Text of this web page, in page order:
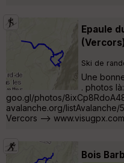
Epaule
(Vercors)
Ski de
Une
. photos là:
goo.gl/photos/
avalanche.org/
Vercors -->
Bois